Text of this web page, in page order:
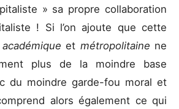
» sa propre collaboration
! Si l’on ajoute que cette
académiqueet métropolitaine ne
plus de la moindre base
du moindre garde-fou moral et
alors également ce qui